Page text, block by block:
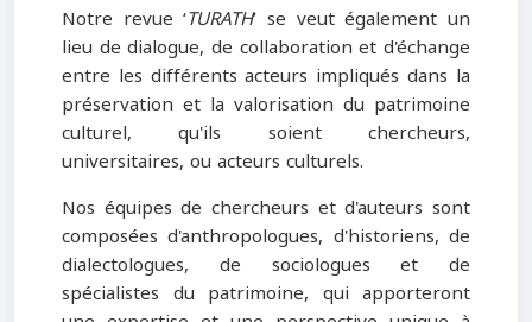
Notre revue ‘TURATH’ se veut également un
lieu de dialogue, de collaboration et d'échange
entre les différents acteurs impliqués dans la
préservation et la valorisation du patrimoine
culturel, qu'ils soient chercheurs,
universitaires, ou acteurs culturels.
Nos équipes de chercheurs et d'auteurs sont
composées d'anthropologues, d'historiens, de
dialectologues, de sociologues et de
spécialistes du patrimoine, qui apporteront